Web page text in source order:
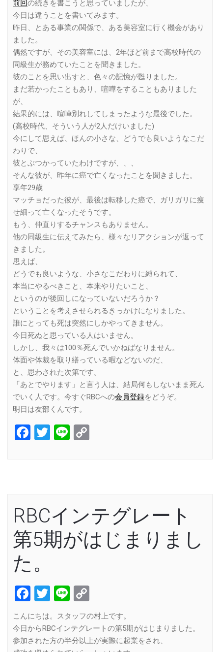
前回の続きを書こうと思っていましたが、
今日は違うことを書いてみます。
昨日、とある事業の関係で、ある美容室に行く機会があり
ました。
偶然ですが、その美容室には、2年ほど前まで高校時代の
同級生が務めていたことを聞きました。
彼のことを思い出すと、色々の記憶が甦りました。
まだ若かったこともあり、喧嘩をすることもありました
が、
結果的には、喧嘩別れしてしまったような最後でした。
(高校時代、そういう人が2人だけいました)
今にして思えば、ほんの小さな、どうでも良いようなこだ
わりで、
彼とぶつかっていたわけですが、、、
そんな彼が、昨年に癌で亡くなったことを聞きました。
享年29歳
マッチョだった彼が、最後は転移した癌で、ガリガリに痩
せ細って亡くなったそうです。
もう、仲直りするチャンスもありません。
他の同級生に伝えてみたら、様々なリアクションが返って
きました。
思えば、
どうでも良いような、小さなこだわりに縛られて、
本当にやるべきこと、本来やりたいこと、
というのが後回しになっていないだろうか？
ということを考えさせられるきっかけになりました。
誰にとっても死は突然にしかやってきません。
今日死ぬと思っている人はいません。
しかし、我々は100％死んでいかねばなりません。
体面や体裁を取り繕っている暇などないのだ、
と、思わされた次第です。
「あとでやります」と言う人は、結局何もしないまま死ん
でいく人です。今すぐRBCへの会員登録をどうぞ。
明日は友部くんです。
Facebook
Twitter
Line
RBCインテグレート
第5期がはじまりまし
た。
Facebook
Twitter
Line
Link
こんにちは。スタッフの村上です。
今日からRBCインテグレートの第5期がはじまりました。
参加された方の半分以上が実際に起業をされ、